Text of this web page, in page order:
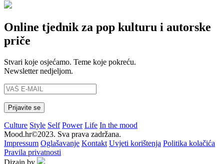
Online tjednik za pop kulturu i autorske
priče
Stvari koje osjećamo. Teme koje pokreću.
Newsletter nedjeljom.
Culture Style Self Power Life In the mood
Mood.hr©2023. Sva prava zadržana.
Impressum Oglašavanje Kontakt Uvjeti korištenja Politika kolačića
Pravila privatnosti